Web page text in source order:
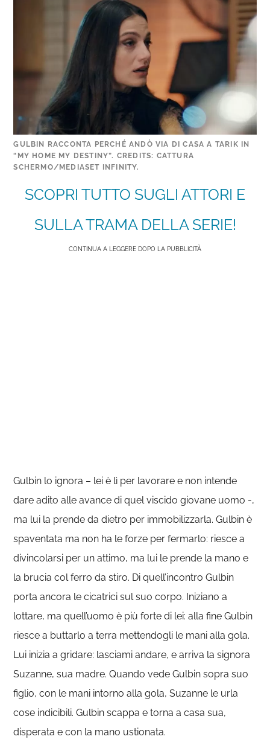
GULBIN RACCONTA PERCHÉ ANDÒ VIA DI CASA A TARIK IN
“MY HOME MY DESTINY”. CREDITS: CATTURA
SCHERMO/MEDIASET INFINITY.
SCOPRI TUTTO SUGLI ATTORI E
SULLA TRAMA DELLA SERIE!
CONTINUA A LEGGERE DOPO LA PUBBLICITÀ
Gulbin lo ignora – lei è lì per lavorare e non intende
dare adito alle avance di quel viscido giovane uomo -,
ma lui la prende da dietro per immobilizzarla. Gulbin è
spaventata ma non ha le forze per fermarlo: riesce a
divincolarsi per un attimo, ma lui le prende la mano e
la brucia col ferro da stiro. Di quell’incontro Gulbin
porta ancora le cicatrici sul suo corpo. Iniziano a
lottare, ma quell’uomo è più forte di lei: alla fine Gulbin
riesce a buttarlo a terra mettendogli le mani alla gola.
Lui inizia a gridare: lasciami andare, e arriva la signora
Suzanne, sua madre. Quando vede Gulbin sopra suo
figlio, con le mani intorno alla gola, Suzanne le urla
cose indicibili. Gulbin scappa e torna a casa sua,
disperata e con la mano ustionata.